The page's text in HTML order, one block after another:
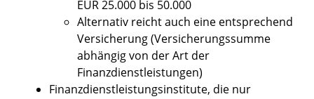
EUR 25.000 bis 50.000
Alternativ reicht auch eine entsprechend
Versicherung (Versicherungssumme
abhängig von der Art der
Finanzdienstleistungen)
Finanzdienstleistungsinstitute, die nur